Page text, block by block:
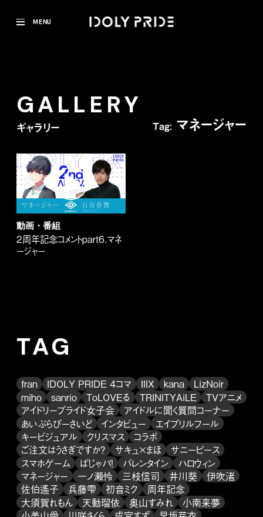
MENU
GALLERY
ギャラリー Tag: マネージャー
動画・番組
2周年記念コメントpart6.マネ
ージャー
TAG
fran IDOLY PRIDE 4コマ IIIX kana
LizNoir
miho
sanrio ToLOVEる TRINITYAiLE
TVアニメ
アイドリープライド女子会
アイドルに聞く質問コーナー
あいぷらびーさいど
インタビュー
エイプリルフール
キービジュアル
クリスマス
コラボ
ご注文はうさぎですか？
サキュ×まほ
サニーピース
スマホゲーム
ぱじゃパ！ バレンタイン
ハロウィン
マネージャー
一ノ瀬怜 三枝信司 井川葵
伊吹渚
佐伯遙子
兵藤雫 初音ミク
周年記念
大須賀れもん
天動瑠依 奥山すみれ
小南来夢